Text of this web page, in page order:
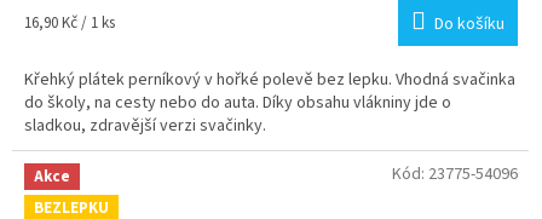
4,5
hvězdiček.
Měrná
16,90 Kč / 1 ks Do košíku
Křehký plátek perníkový v hořké polevě bez lepku. Vhodná svačinka
do školy, na cesty nebo do auta. Díky obsahu vlákniny jde o
sladkou, zdravější verzi svačinky.
Akce
BEZLEPKU
Kód: 23775-54096